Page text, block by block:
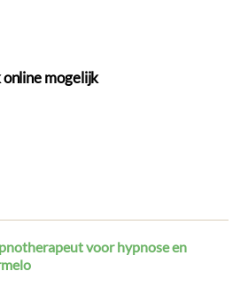
online mogelijk
voor hypnose en